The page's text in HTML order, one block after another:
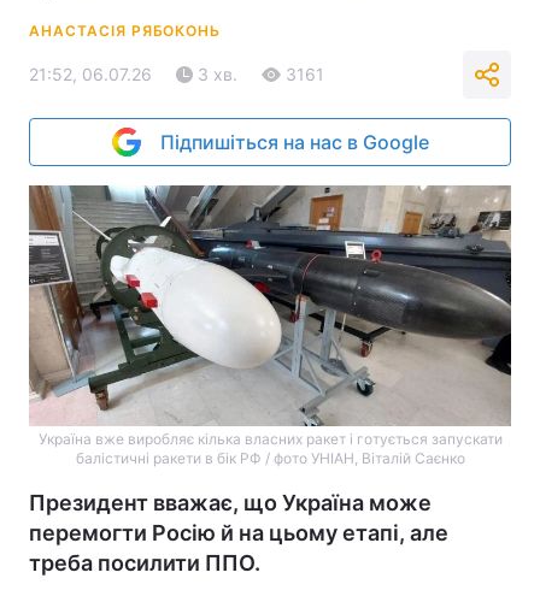
АНАСТАСІЯ РЯБОКОНЬ
21:52, 06.07.26 3 хв. 3161
Підпишіться на нас в Google
Україна вже виробляє кілька власних ракет і готується запускати
балістичні ракети в бік РФ / фото УНІАН, Віталій Саєнко
Президент вважає, що Україна може
перемогти Росію й на цьому етапі, але
треба посилити ППО.